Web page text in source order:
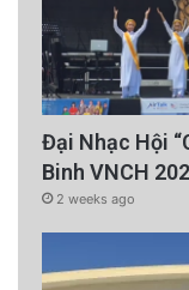
Đại Nhạc Hội
Binh VNCH
2 weeks ago